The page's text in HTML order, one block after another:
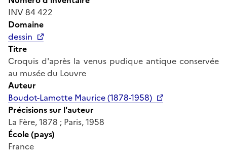
INV 84 422
Domaine
dessin
Titre
Croquis d'après la venus pudique antique conservée
au musée du Louvre
Auteur
Boudot-Lamotte Maurice (1878-1958)
Précisions sur l'auteur
La Fère, 1878 ; Paris, 1958
École (pays)
France